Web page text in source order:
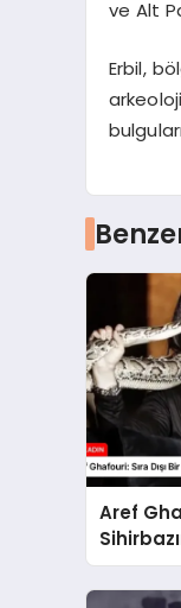
ve Alt
Erbil,
Aref